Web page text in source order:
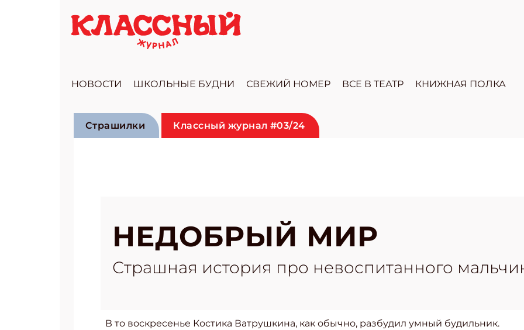
НОВОСТИ ШКОЛЬНЫЕ БУДНИ СВЕЖИЙ НОМЕР ВСЕ В ТЕАТР КНИЖНАЯ ПОЛКА
Страшилки Классный журнал #03/24
НЕДОБРЫЙ МИР
Страшная история про невоспитанного
В то воскресенье Костика Ватрушкина, как обычно, разбудил умный будильник.